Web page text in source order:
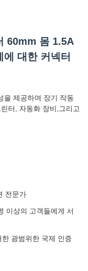
60mm 몸 1.5A
대한 커넥터
을 제공하여 장기 작동
터, 자동화 장비,그리고
전문가
이상의 고객들에게 서
광범위한 국제 인증